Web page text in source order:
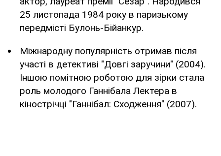
25 листопада 1984 року в паризькому
передмісті Булонь-Бійанкур.
Міжнародну популярність отримав після
участі в детективі "Довгі заручини" (2004).
Іншою помітною роботою для зірки стала
роль молодого Ганнібала Лектера в
кінострічці "Ганнібал: Сходження" (2007).